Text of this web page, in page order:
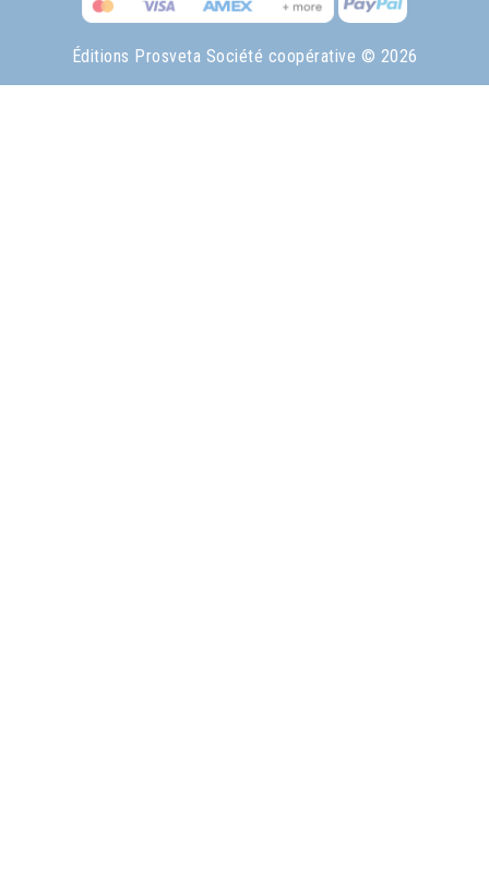
Éditions Prosveta Société coopérative © 2026